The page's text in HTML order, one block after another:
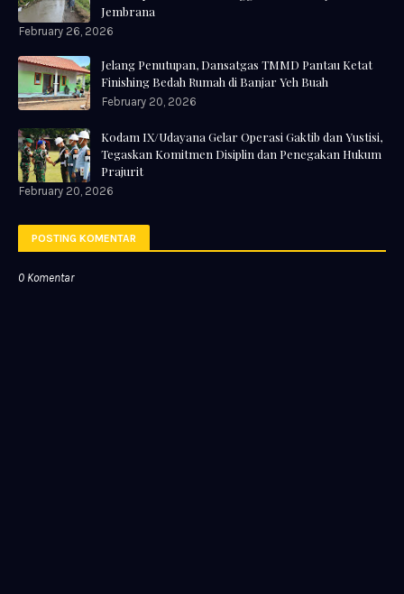
Jembrana
February 26, 2026
Jelang Penutupan, Dansatgas TMMD Pantau Ketat
Finishing Bedah Rumah di Banjar Yeh Buah
February 20, 2026
Kodam IX/Udayana Gelar Operasi Gaktib dan Yustisi,
Tegaskan Komitmen Disiplin dan Penegakan Hukum
Prajurit
February 20, 2026
POSTING KOMENTAR
0 Komentar